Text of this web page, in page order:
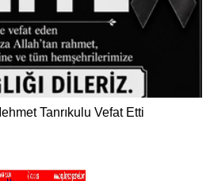
Tanrıkulu Vefat Etti